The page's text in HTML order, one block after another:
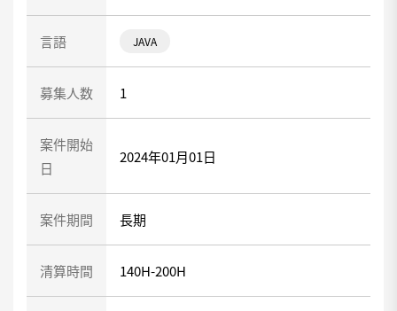
言語 JAVA
募集人数 1
案件開始
日
2024年01月01日
案件期間 長期
清算時間 140H-200H